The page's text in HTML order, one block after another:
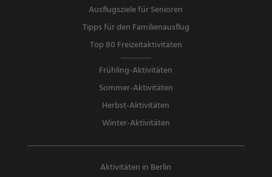
Ausflugsziele für Senioren
Tipps für den Familienausflug
Top 80 Freizeitaktivitäten
Frühling-Aktivitäten
Sommer-Aktivitäten
Herbst-Aktivitäten
Winter-Aktivitäten
Aktivitäten in Berlin